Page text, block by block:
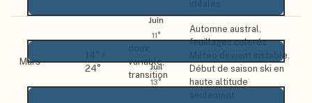
Juin
11 °
Juil
13°
Mars
24°
variable,
transition
Automne austral,
feuillages colorés.
Méteo devient instable.
Début de saison ski en
haute altitude